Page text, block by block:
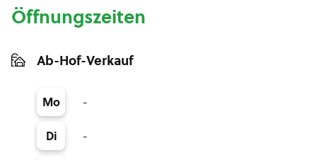
Öffnungszeiten
Ab-Hof-Verkauf
Mo -
Di -